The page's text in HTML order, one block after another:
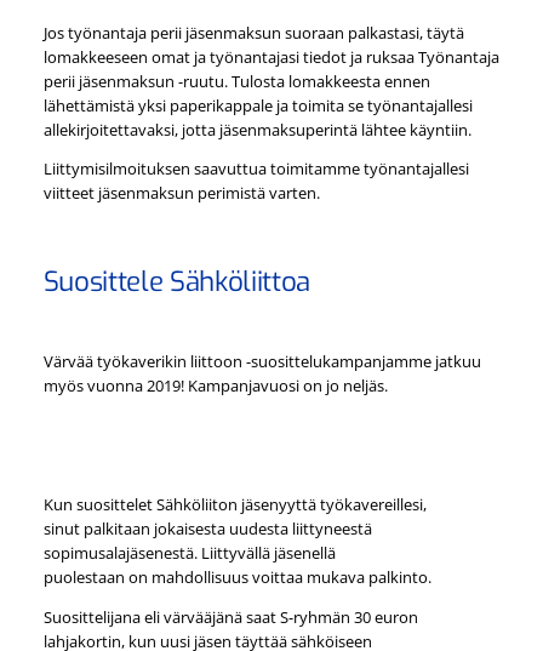
Jos työnantaja perii jäsenmaksun suoraan palkastasi, täytä
lomakkeeseen omat ja työnantajasi tiedot ja ruksaa Työnantaja
perii jäsenmaksun -ruutu. Tulosta lomakkeesta ennen
lähettämistä yksi paperikappale ja toimita se työnantajallesi
allekirjoitettavaksi, jotta jäsenmaksuperintä lähtee käyntiin.
Liittymisilmoituksen saavuttua toimitamme työnantajallesi
viitteet jäsenmaksun perimistä varten.
Suosittele Sähköliittoa
Värvää työkaverikin liittoon -suosittelukampanjamme jatkuu
myös vuonna 2019! Kampanjavuosi on jo neljäs.
Kun suosittelet Sähköliiton jäsenyyttä työkavereillesi,
sinut palkitaan jokaisesta uudesta liittyneestä
sopimusalajäsenestä. Liittyvällä jäsenellä
puolestaan on mahdollisuus voittaa mukava palkinto.
Suosittelijana eli värvääjänä saat S-ryhmän 30 euron
lahjakortin, kun uusi jäsen täyttää sähköiseen